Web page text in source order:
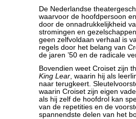
De Nederlandse
waarvoor de hoofdpersoon
door de onnadrukkelijkheid
stromingen en
geen zelfvoldaan verhaal is
regels door het belang van
de jaren ’50 en de radicale
Bovendien weet Croiset zijn
King Lear, waarin hij als
naar terugkeert.
waarin Croiset zijn eigen
als hij zelf de hoofdrol kan
van de repetities en de
spannendste delen van het